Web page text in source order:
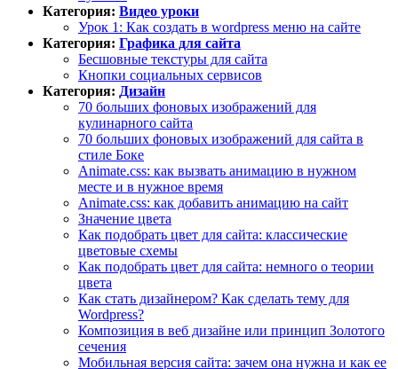
Категория: Видео уроки
Урок 1: Как создать в wordpress меню на сайте
Категория: Графика для сайта
Бесшовные текстуры для сайта
Кнопки социальных сервисов
Категория: Дизайн
70 больших фоновых изображений для
кулинарного сайта
70 больших фоновых изображений для сайта в
стиле Боке
Animate.css: как вызвать анимацию в нужном
месте и в нужное время
Animate.css: как добавить анимацию на сайт
Значение цвета
Как подобрать цвет для сайта: классические
цветовые схемы
Как подобрать цвет для сайта: немного о теории
цвета
Как стать дизайнером? Как сделать тему для
Wordpress?
Композиция в веб дизайне или принцип Золотого
сечения
Мобильная версия сайта: зачем она нужна и как ее